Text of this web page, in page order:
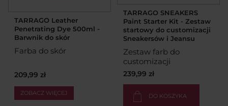
TARRAGO Leather
Penetrating Dye 500ml -
Barwnik do skór
Farba do skór
209,99 zł
ZOBACZ WIĘCEJ
TARRAGO SNEAKERS
Paint Starter Kit - Zestaw
startowy do customizacji
Sneakersów i Jeansu
Zestaw farb do
customizacji
239,99 zł
DO KOSZYKA